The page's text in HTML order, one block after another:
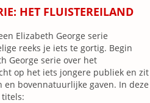
HET FLUISTEREILAND
Elizabeth George serie
reeks je iets te gortig. Begin
George serie over het
op het iets jongere publiek en zit
bovennatuurlijke gaven. In deze
titels: